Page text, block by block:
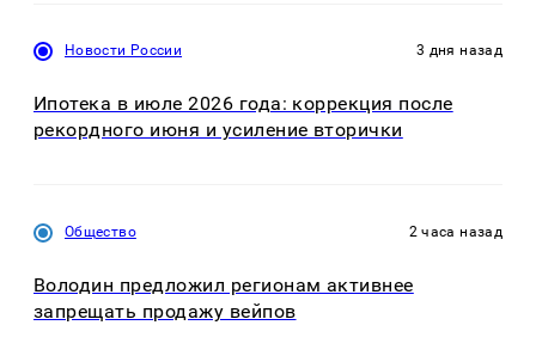
Новости России 3 дня назад
Ипотека в июле 2026 года: коррекция после
рекордного июня и усиление вторички
Общество 2 часа назад
Володин предложил регионам активнее
запрещать продажу вейпов